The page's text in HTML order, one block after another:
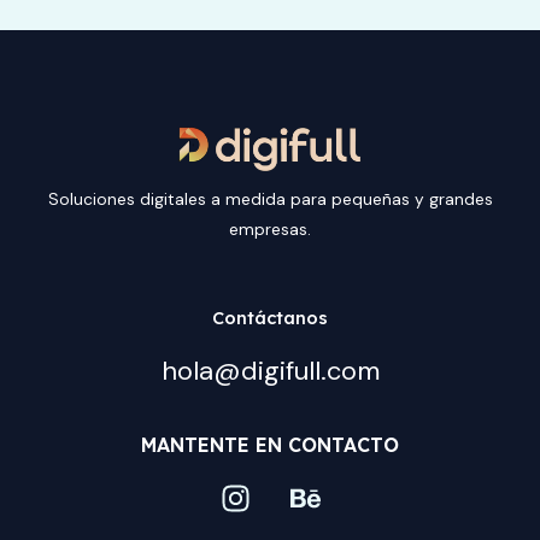
Soluciones digitales a medida para pequeñas y grandes
empresas.
Contáctanos
hola@digifull.com
MANTENTE EN CONTACTO